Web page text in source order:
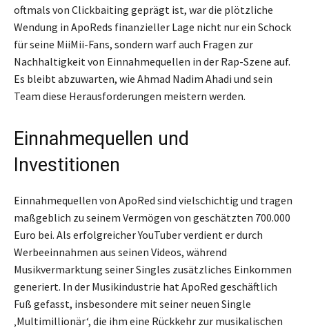
oftmals von Clickbaiting geprägt ist, war die plötzliche
Wendung in ApoReds finanzieller Lage nicht nur ein Schock
für seine MiiMii-Fans, sondern warf auch Fragen zur
Nachhaltigkeit von Einnahmequellen in der Rap-Szene auf.
Es bleibt abzuwarten, wie Ahmad Nadim Ahadi und sein
Team diese Herausforderungen meistern werden.
Einnahmequellen und
Investitionen
Einnahmequellen von ApoRed sind vielschichtig und tragen
maßgeblich zu seinem Vermögen von geschätzten 700.000
Euro bei. Als erfolgreicher YouTuber verdient er durch
Werbeeinnahmen aus seinen Videos, während
Musikvermarktung seiner Singles zusätzliches Einkommen
generiert. In der Musikindustrie hat ApoRed geschäftlich
Fuß gefasst, insbesondere mit seiner neuen Single
‚Multimillionär‘, die ihm eine Rückkehr zur musikalischen